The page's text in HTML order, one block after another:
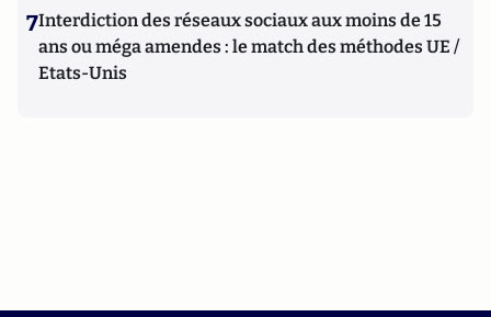
7Interdiction des réseaux sociaux aux moins de 15
ans ou méga amendes : le match des méthodes UE /
Etats-Unis